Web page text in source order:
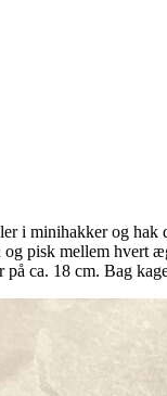
i minihakker og hak
og pisk mellem hvert
på ca. 18 cm. Bag